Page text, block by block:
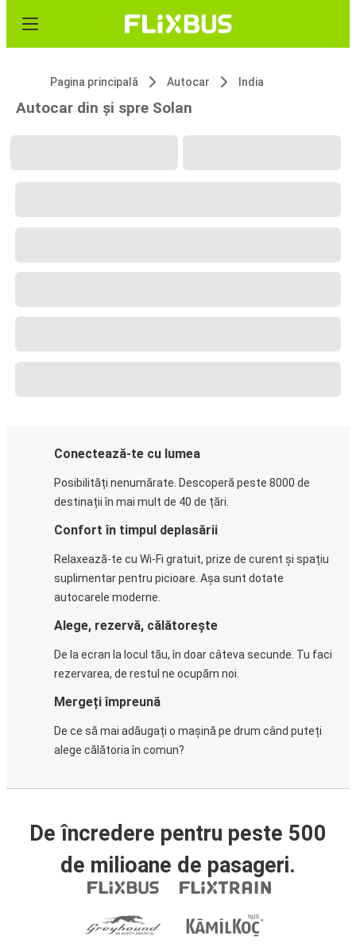
Pagina principală Autocar India
Autocar din și spre Solan
Conectează-te cu lumea
Posibilități nenumărate. Descoperă peste 8000 de
destinații în mai mult de 40 de țări.
Confort în timpul deplasării
Relaxează-te cu Wi-Fi gratuit, prize de curent și spațiu
suplimentar pentru picioare. Așa sunt dotate
autocarele moderne.
Alege, rezervă, călătorește
De la ecran la locul tău, în doar câteva secunde. Tu faci
rezervarea, de restul ne ocupăm noi.
Mergeți împreună
De ce să mai adăugați o mașină pe drum când puteți
alege călătoria în comun?
De încredere pentru peste 500
de milioane de pasageri.